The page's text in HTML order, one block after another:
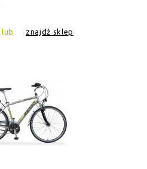
lub znajdź sklep